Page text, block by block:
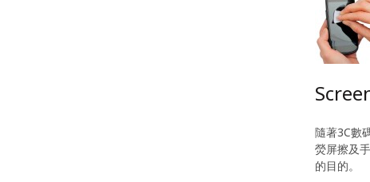
隨著3C數
熒屏擦及
的目的。